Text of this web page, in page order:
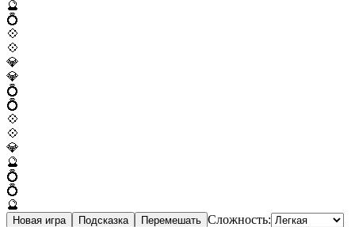
🔮
💍
💠
💠
💎
💎
💍
💍
💠
💠
💎
🔮
💍
💍
🔮
Новая игра Подсказка Перемешать Сложность: